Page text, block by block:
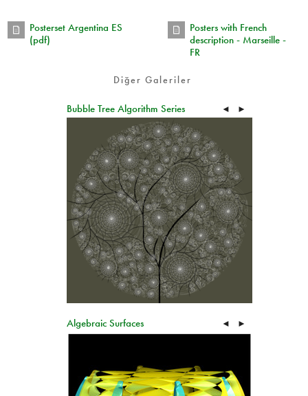
Posterset Argentina ES
(pdf)
Posters with French
description - Marseille -
FR
Diğer Galeriler
Bubble Tree Algorithm Series ◄ ►
Algebraic Surfaces ◄ ►